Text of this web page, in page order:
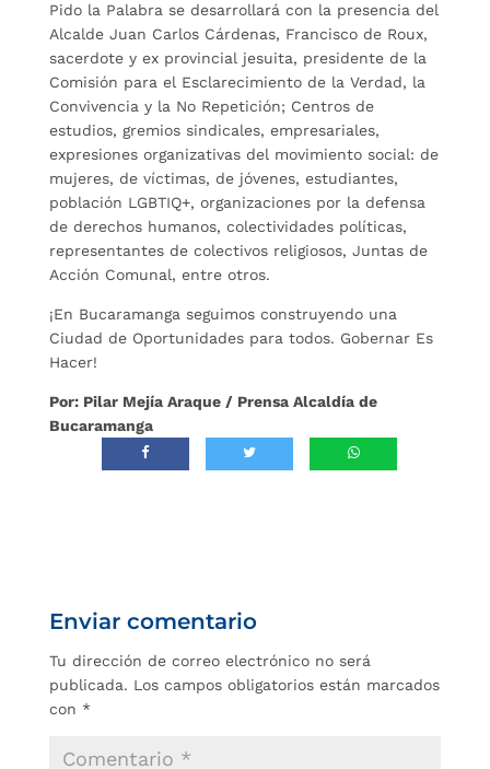
Pido la Palabra se desarrollará con la presencia del
Alcalde Juan Carlos Cárdenas, Francisco de Roux,
sacerdote y ex provincial jesuita, presidente de la
Comisión para el Esclarecimiento de la Verdad, la
Convivencia y la No Repetición; Centros de
estudios, gremios sindicales, empresariales,
expresiones organizativas del movimiento social: de
mujeres, de víctimas, de jóvenes, estudiantes,
población LGBTIQ+, organizaciones por la defensa
de derechos humanos, colectividades políticas,
representantes de colectivos religiosos, Juntas de
Acción Comunal, entre otros.
¡En Bucaramanga seguimos construyendo una
Ciudad de Oportunidades para todos. Gobernar Es
Hacer!
Por: Pilar Mejía Araque / Prensa Alcaldía de
Bucaramanga
Enviar comentario
Tu dirección de correo electrónico no será
publicada. Los campos obligatorios están marcados
con *